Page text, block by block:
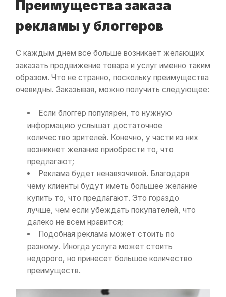
Преимущества заказа
рекламы у блоггеров
С каждым днем все больше возникает желающих
заказать продвижение товара и услуг именно таким
образом. Что не странно, поскольку преимущества
очевидны. Заказывая, можно получить следующее:
Если блоггер популярен, то нужную
информацию услышат достаточное
количество зрителей. Конечно, у части из них
возникнет желание приобрести то, что
предлагают;
Реклама будет ненавязчивой. Благодаря
чему клиенты будут иметь большее желание
купить то, что предлагают. Это гораздо
лучше, чем если убеждать покупателей, что
далеко не всем нравится;
Подобная реклама может стоить по
разному. Иногда услуга может стоить
недорого, но принесет большое количество
преимуществ.